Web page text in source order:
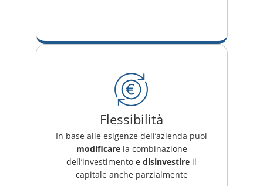
Flessibilità
In base alle esigenze dell’azienda puoi
modificare la combinazione
dell’investimento e disinvestire il
capitale anche parzialmente